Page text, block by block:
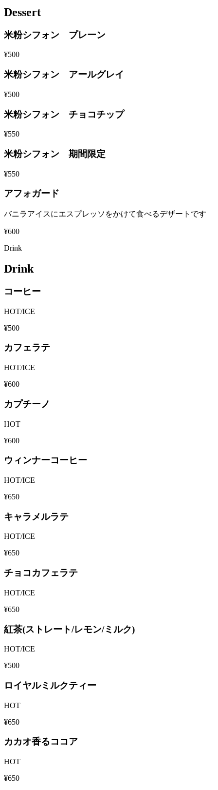
Dessert
米粉シフォン プレーン
¥500
米粉シフォン アールグレイ
¥500
米粉シフォン チョコチップ
¥550
米粉シフォン 期間限定
¥550
アフォガード
バニラアイスにエスプレッソをかけて食べるデザートです
¥600
Drink
Drink
コーヒー
HOT/ICE
¥500
カフェラテ
HOT/ICE
¥600
カプチーノ
HOT
¥600
ウィンナーコーヒー
HOT/ICE
¥650
キャラメルラテ
HOT/ICE
¥650
チョコカフェラテ
HOT/ICE
¥650
紅茶(ストレート/レモン/ミルク)
HOT/ICE
¥500
ロイヤルミルクティー
HOT
¥650
カカオ香るココア
HOT
¥650